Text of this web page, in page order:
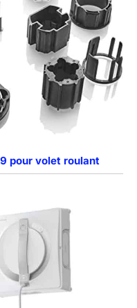
pour volet roulant